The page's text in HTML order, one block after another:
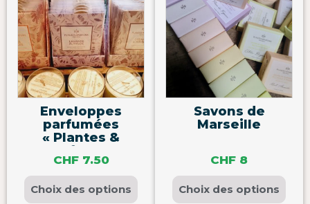
Enveloppes
parfumées
« Plantes &
Parfums »
CHF7.50
Choix des options
Savons de
Marseille
CHF 8
Choix des options